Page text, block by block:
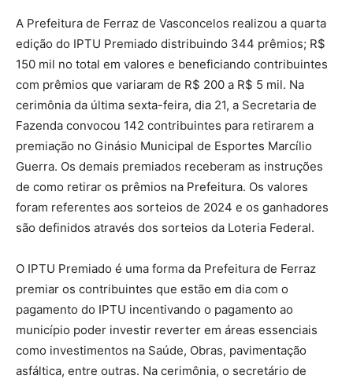
A Prefeitura de Ferraz de Vasconcelos realizou a quarta
edição do IPTU Premiado distribuindo 344 prêmios; R$
150 mil no total em valores e beneficiando contribuintes
com prêmios que variaram de R$ 200 a R$ 5 mil. Na
cerimônia da última sexta-feira, dia 21, a Secretaria de
Fazenda convocou 142 contribuintes para retirarem a
premiação no Ginásio Municipal de Esportes Marcílio
Guerra. Os demais premiados receberam as instruções
de como retirar os prêmios na Prefeitura. Os valores
foram referentes aos sorteios de 2024 e os ganhadores
são definidos através dos sorteios da Loteria Federal.
O IPTU Premiado é uma forma da Prefeitura de Ferraz
premiar os contribuintes que estão em dia com o
pagamento do IPTU incentivando o pagamento ao
município poder investir reverter em áreas essenciais
como investimentos na Saúde, Obras, pavimentação
asfáltica, entre outras. Na cerimônia, o secretário de